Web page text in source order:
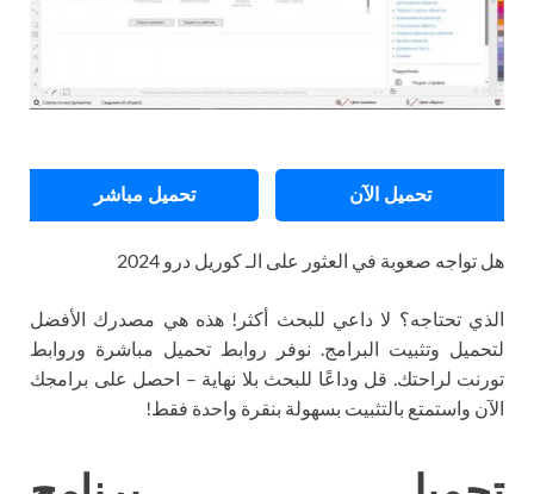
تحميل الآن تحميل مباشر
هل تواجه صعوبة في العثور على الـ كوريل درو 2024
الذي تحتاجه؟ لا داعي للبحث أكثر! هذه هي مصدرك الأفضل
لتحميل وتثبيت البرامج. نوفر روابط تحميل مباشرة وروابط
تورنت لراحتك. قل وداعًا للبحث بلا نهاية – احصل على برامجك
الآن واستمتع بالتثبيت بسهولة بنقرة واحدة فقط!